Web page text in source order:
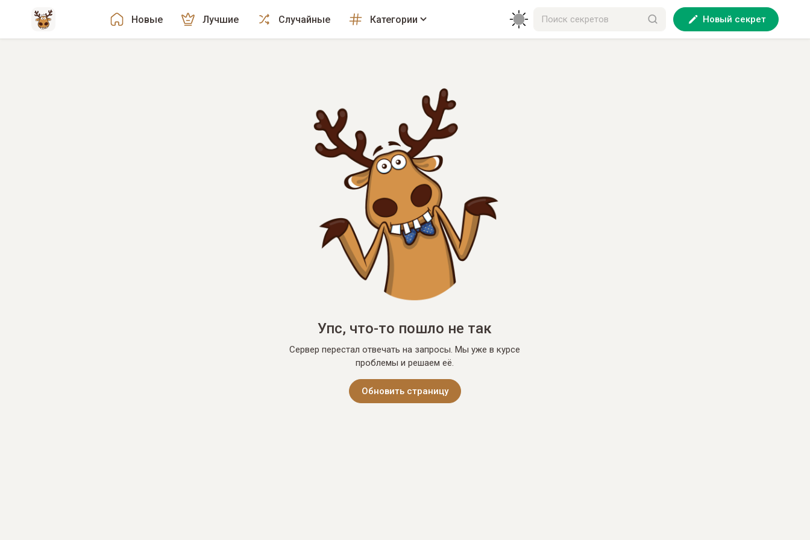
Новые Лучшие Случайные Категории Новый секрет
Упс, что-то пошло не так
Сервер перестал отвечать на запросы. Мы уже в курсе
проблемы и решаем её.
Обновить страницу